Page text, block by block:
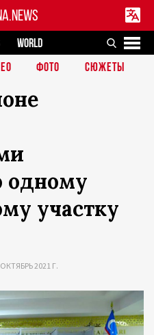
WORLD
ФОТО СЮЖЕТЫ
одному
участку
2021 Г.